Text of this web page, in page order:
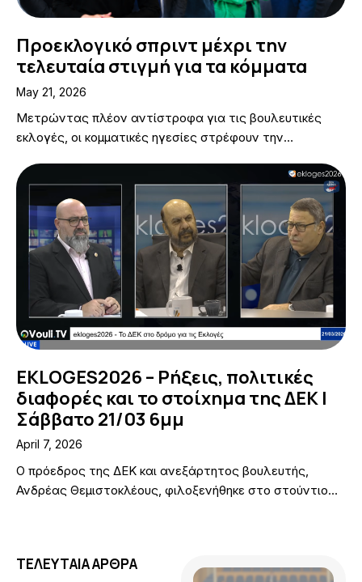
Προεκλογικό σπριντ μέχρι την
τελευταία στιγμή για τα κόμματα
May 21, 2026
Μετρώντας πλέον αντίστροφα για τις βουλευτικές
εκλογές, οι κομματικές ηγεσίες στρέφουν την…
EKLOGES2026 – Ρήξεις, πολιτικές
διαφορές και το στοίχημα της ΔΕΚ |
Σάββατο 21/03 6μμ
April 7, 2026
Ο πρόεδρος της ΔΕΚ και ανεξάρτητος βουλευτής,
Ανδρέας Θεμιστοκλέους, φιλοξενήθηκε στο στούντιο…
ΤΕΛΕΥΤΑΙΑ ΑΡΘΡΑ